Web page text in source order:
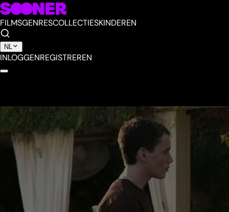
FILMSGENRESCOLLECTIESKINDEREN
NL
INLOGGENREGISTREREN